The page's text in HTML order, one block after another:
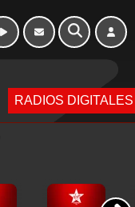
RADIOS DIGITALES
16h - 20h